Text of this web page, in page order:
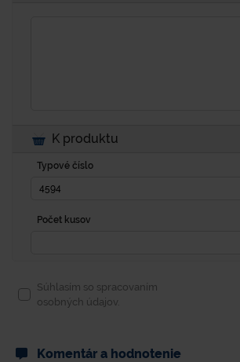
K produktu
Typové číslo
Počet kusov
Súhlasím so spracovaním
osobných údajov.
Komentár a hodnotenie